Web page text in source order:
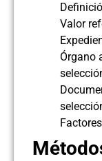
Valor
Órgano